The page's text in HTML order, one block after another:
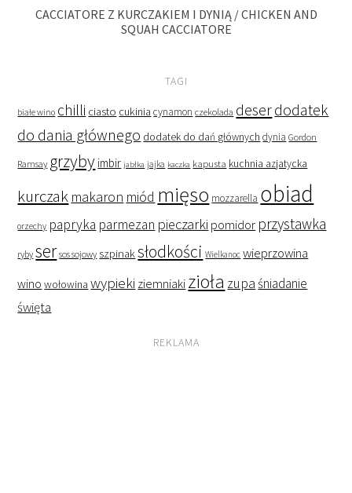
CACCIATORE Z KURCZAKIEM I DYNIĄ / CHICKEN AND
SQUAH CACCIATORE
TAGI
białe wino chilli ciasto cukinia cynamon czekolada deserdodatek
do dania głównego dodatek do dań głównych dynia Gordon
Ramsay grzyby imbir jabłka jajka kaczka kapusta kuchnia azjatycka
kurczak makaron miód mięso mozzarella obiad
orzechy papryka parmezan pieczarki pomidor przystawka
ryby ser sos sojowy szpinaksłodkości Wielkanoc wieprzowina
wino wołowina wypieki ziemniaki zioła zupaśniadanie
święta
REKLAMA